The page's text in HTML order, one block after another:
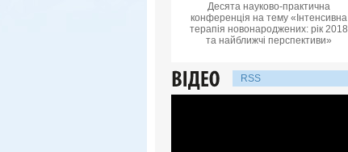
Десята науково-практична
конференцiя на тему «Інтенсивна
терапія новонароджених: рік 2018
та найближчі перспективи»
RSS